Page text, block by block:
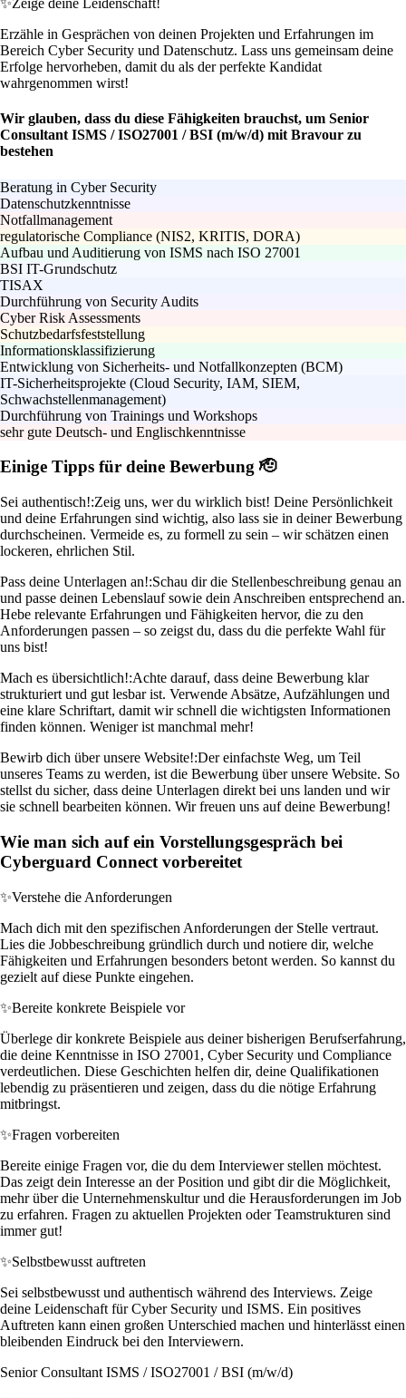
✨Zeige deine Leidenschaft!
Erzähle in Gesprächen von deinen Projekten und Erfahrungen im
Bereich Cyber Security und Datenschutz. Lass uns gemeinsam deine
Erfolge hervorheben, damit du als der perfekte Kandidat
wahrgenommen wirst!
Wir glauben, dass du diese Fähigkeiten brauchst, um Senior
Consultant ISMS / ISO27001 / BSI (m/w/d) mit Bravour zu
bestehen
Beratung in Cyber Security
Datenschutzkenntnisse
Notfallmanagement
regulatorische Compliance (NIS2, KRITIS, DORA)
Aufbau und Auditierung von ISMS nach ISO 27001
BSI IT-Grundschutz
TISAX
Durchführung von Security Audits
Cyber Risk Assessments
Schutzbedarfsfeststellung
Informationsklassifizierung
Entwicklung von Sicherheits- und Notfallkonzepten (BCM)
IT-Sicherheitsprojekte (Cloud Security, IAM, SIEM,
Schwachstellenmanagement)
Durchführung von Trainings und Workshops
sehr gute Deutsch- und Englischkenntnisse
Einige Tipps für deine Bewerbung 🫡
Sei authentisch!:Zeig uns, wer du wirklich bist! Deine Persönlichkeit
und deine Erfahrungen sind wichtig, also lass sie in deiner Bewerbung
durchscheinen. Vermeide es, zu formell zu sein – wir schätzen einen
lockeren, ehrlichen Stil.
Pass deine Unterlagen an!:Schau dir die Stellenbeschreibung genau an
und passe deinen Lebenslauf sowie dein Anschreiben entsprechend an.
Hebe relevante Erfahrungen und Fähigkeiten hervor, die zu den
Anforderungen passen – so zeigst du, dass du die perfekte Wahl für
uns bist!
Mach es übersichtlich!:Achte darauf, dass deine Bewerbung klar
strukturiert und gut lesbar ist. Verwende Absätze, Aufzählungen und
eine klare Schriftart, damit wir schnell die wichtigsten Informationen
finden können. Weniger ist manchmal mehr!
Bewirb dich über unsere Website!:Der einfachste Weg, um Teil
unseres Teams zu werden, ist die Bewerbung über unsere Website. So
stellst du sicher, dass deine Unterlagen direkt bei uns landen und wir
sie schnell bearbeiten können. Wir freuen uns auf deine Bewerbung!
Wie man sich auf ein Vorstellungsgespräch bei
Cyberguard Connect vorbereitet
✨Verstehe die Anforderungen
Mach dich mit den spezifischen Anforderungen der Stelle vertraut.
Lies die Jobbeschreibung gründlich durch und notiere dir, welche
Fähigkeiten und Erfahrungen besonders betont werden. So kannst du
gezielt auf diese Punkte eingehen.
✨Bereite konkrete Beispiele vor
Überlege dir konkrete Beispiele aus deiner bisherigen Berufserfahrung,
die deine Kenntnisse in ISO 27001, Cyber Security und Compliance
verdeutlichen. Diese Geschichten helfen dir, deine Qualifikationen
lebendig zu präsentieren und zeigen, dass du die nötige Erfahrung
mitbringst.
✨Fragen vorbereiten
Bereite einige Fragen vor, die du dem Interviewer stellen möchtest.
Das zeigt dein Interesse an der Position und gibt dir die Möglichkeit,
mehr über die Unternehmenskultur und die Herausforderungen im Job
zu erfahren. Fragen zu aktuellen Projekten oder Teamstrukturen sind
immer gut!
✨Selbstbewusst auftreten
Sei selbstbewusst und authentisch während des Interviews. Zeige
deine Leidenschaft für Cyber Security und ISMS. Ein positives
Auftreten kann einen großen Unterschied machen und hinterlässt einen
bleibenden Eindruck bei den Interviewern.
Senior Consultant ISMS / ISO27001 / BSI (m/w/d)